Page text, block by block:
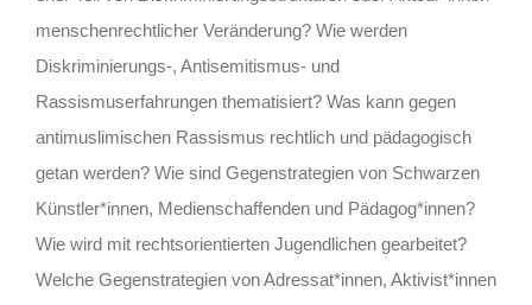
menschenrechtlicher Veränderung? Wie werden
Diskriminierungs-, Antisemitismus- und
Rassismuserfahrungen thematisiert? Was kann gegen
antimuslimischen Rassismus rechtlich und pädagogisch
getan werden? Wie sind Gegenstrategien von Schwarzen
Künstler*innen, Medienschaffenden und Pädagog*innen?
Wie wird mit rechtsorientierten Jugendlichen gearbeitet?
Welche Gegenstrategien von Adressat*innen, Aktivist*innen